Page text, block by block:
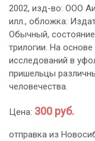
2002, изд-во: ООО
илл., обложка:
Обычный,
трилогии. На
исследований в
пришельцы
человечества.
Цена: 300 руб.
отправка из